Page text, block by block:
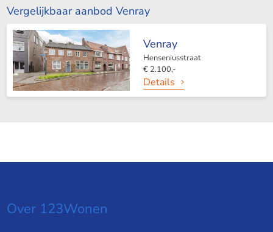
Vergelijkbaar aanbod Venray
Venray
Henseniusstraat
€ 2.100,-
Details
Over 123Wonen